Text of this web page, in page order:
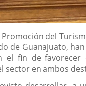
del
de Guanajuato,
el fin de favorecer
sector en ambos